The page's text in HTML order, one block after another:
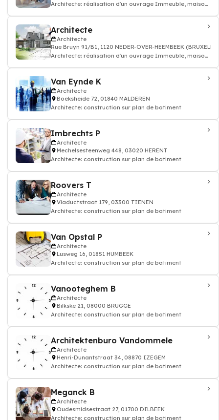
Architecte: réalisation d'un ouvrage Immeuble, maison
Architecte
Architecte
Rue Bruyn 91/B1, 1120 NEDER-OVER-HEEMBEEK
Architecte: réalisation d'un ouvrage Immeuble, maison
Van Eynde K
Architecte
Boeksheide 72, 01840 MALDEREN
Architecte: construction sur plan de batiment
Imbrechts P
Architecte
Mechelsesteenweg 448, 03020 HERENT
Architecte: construction sur plan de batiment
Roovers T
Architecte
Viaductstraat 179, 03300 TIENEN
Architecte: construction sur plan de batiment
Van Opstal P
Architecte
Lusweg 16, 01851 HUMBEEK
Architecte: construction sur plan de batiment
Vanooteghem B
Architecte
Bilkske 21, 08000 BRUGGE
Architecte: construction sur plan de batiment
Architektenburo Vandommele
Architecte
Henri-Dunantstraat 34, 08870 IZEGEM
Architecte: construction sur plan de batiment
Meganck B
Architecte
Oudesmidsestraat 27, 01700 DILBEEK
Architecte: construction sur plan de batiment